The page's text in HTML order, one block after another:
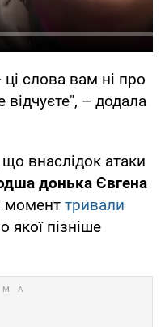
слова вам ні про
– додала
внаслідок атаки
донька Євгена
момент тривали
якої пізніше